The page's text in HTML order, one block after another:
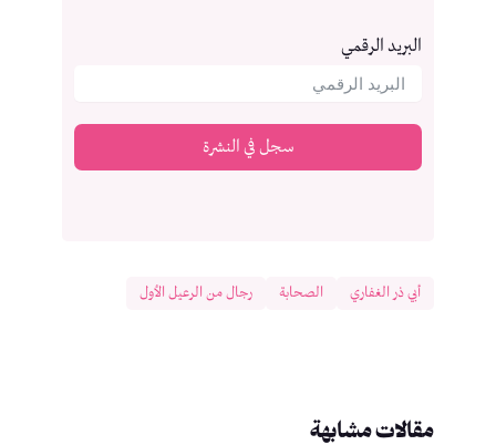
البريد الرقمي
سجل في النشرة
أبي ذر الغفاري الصحابة رجال من الرعيل الأول
مقالات مشابهة